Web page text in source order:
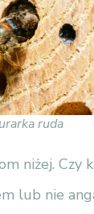
ruda
niżej. Czy
lub nie